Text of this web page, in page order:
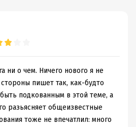
ни о чем. Ничего нового я не
пишет так, как-будто
подкованным в этой теме, а
разьясняет общеизвестные
тоже не впечатлил: много